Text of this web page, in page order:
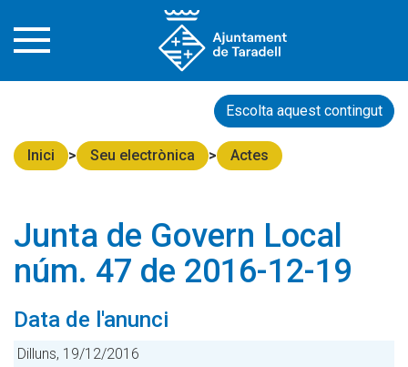
Escolta aquest contingut
Inici Seu electrònica Actes
Junta de Govern Local
núm. 47 de 2016-12-19
Data de l'anunci
Dilluns, 19/12/2016